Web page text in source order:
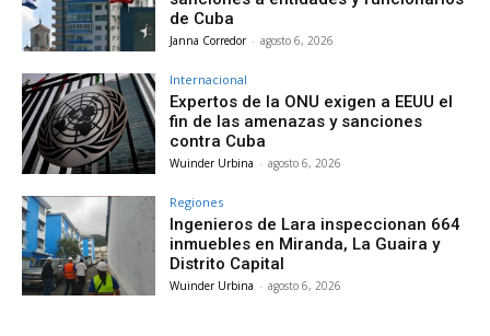
de Cuba
Janna Corredor - agosto 6, 2026
Internacional
Expertos de la ONU exigen a EEUU el
fin de las amenazas y sanciones
contra Cuba
Wuinder Urbina - agosto 6, 2026
Regiones
Ingenieros de Lara inspeccionan 664
inmuebles en Miranda, La Guaira y
Distrito Capital
Wuinder Urbina - agosto 6, 2026